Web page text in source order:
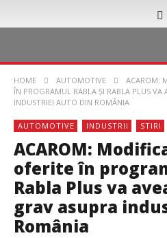
HOME AUTOMOTIVE
ACAROM:
ÎN PROGRAMUL RABLA ȘI RABLA PLUS VA
INDUSTRIEI AUTO DIN ROMÂNIA
AUTOMOTIVE INDUSTRII STIRI
ACAROM:
oferite în
Rabla Plus va
grav asupra
România